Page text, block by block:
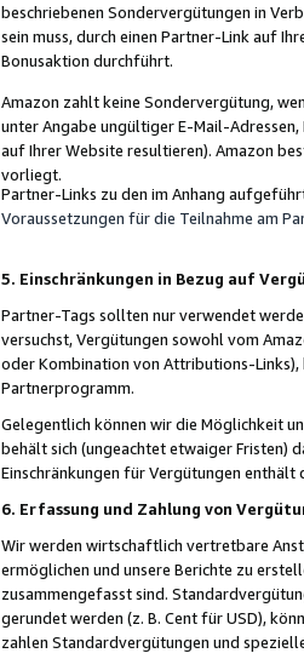
beschriebenen Sondervergütungen in
sein muss, durch einen Partner-Link auf
Bonusaktion durchführt.
Amazon zahlt keine Sondervergütung,
unter Angabe ungültiger E-Mail-
auf Ihrer Website resultieren). Amazon
vorliegt.
Partner-Links zu den im Anhang
Voraussetzungen für die Teilnahme am
5. Einschränkungen in Bezug auf
Partner-Tags sollten nur verwendet
versuchst, Vergütungen sowohl vom
oder Kombination von Attributions-Links),
Partnerprogramm.
Gelegentlich können wir die Möglichkeit
behält sich (ungeachtet etwaiger Fristen)
Einschränkungen für Vergütungen enthält
6. Erfassung und Zahlung von
Wir werden wirtschaftlich vertretbare
ermöglichen und unsere Berichte zu
zusammengefasst sind.
gerundet werden (z. B. Cent für USD),
zahlen Standardvergütungen und